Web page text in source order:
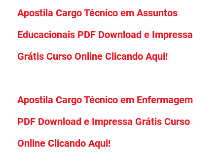
Apostila Cargo Técnico em Assuntos
Educacionais PDF Download e Impressa
Grátis Curso Online Clicando Aqui!
Apostila Cargo Técnico em Enfermagem
PDF Download e Impressa Grátis Curso
Online Clicando Aqui!